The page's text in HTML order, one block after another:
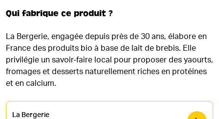
Qui fabrique ce produit ?
La Bergerie, engagée depuis près de 30 ans, élabore en
France des produits bio à base de lait de brebis. Elle
privilégie un savoir-faire local pour proposer des yaourts,
fromages et desserts naturellement riches en protéines
et en calcium.
La Bergerie